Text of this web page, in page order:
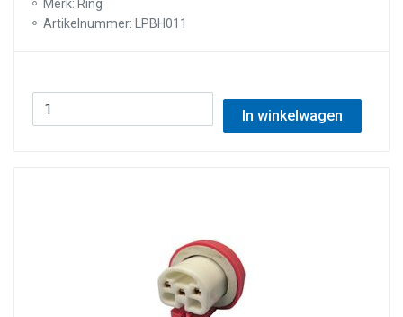
Merk: Ring
Artikelnummer: LPBH011
In winkelwagen